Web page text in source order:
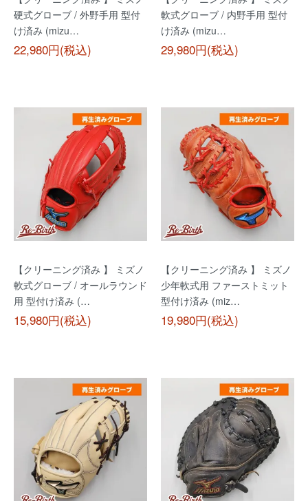
硬式グローブ / 外野手用 型付
け済み (mizu…
22,980円(税込)
軟式グローブ / 内野手用 型付
け済み (mizu…
29,980円(税込)
【クリーニング済み 】 ミズノ
軟式グローブ / オールラウンド
用 型付け済み (…
15,980円(税込)
【クリーニング済み 】 ミズノ
少年軟式用 ファーストミット
型付け済み (miz…
19,980円(税込)